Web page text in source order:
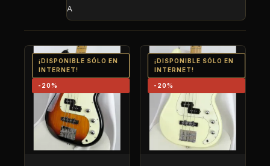
A
¡DISPONIBLE SÓLO EN
INTERNET!
-20%
¡DISPONIBLE SÓLO EN
INTERNET!
-20%